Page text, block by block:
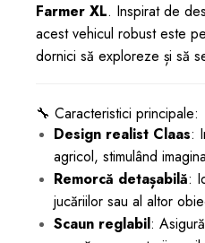
Farmer XL. Inspirat de
acest vehicul robust este
dornici să exploreze și să
🔧 Caracteristici principale:
Design realist Claas:
agricol, stimulând
Remorcă detașabilă:
jucăriilor sau al altor
Scaun reglabil: